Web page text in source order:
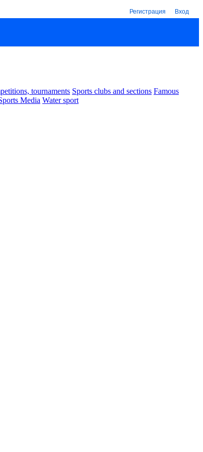
Регистрация Вход
tournaments Sports clubs and sections Famous
Media Water sport